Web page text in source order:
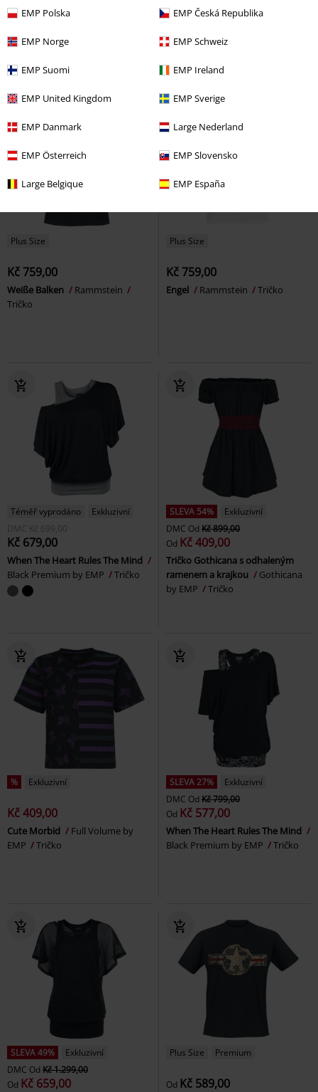
EMP Polska EMP Česká Republika
EMP Norge EMP Schweiz
EMP Suomi EMP Ireland
EMP United Kingdom EMP Sverige
EMP Danmark Large Nederland
EMP Österreich EMP Slovensko
Large Belgique EMP España
EMP Signature Collection
Batik T-Shirt with Runes
Plus Size
Kč 759,00
Weiße Balken
Rammstein
Tričko
Plus Size
Kč 759,00
Engel Rammstein Tričko
Téměř vyprodáno
Exkluzivní
DMC
Kč 699,00
Kč 679,00
When The Heart Rules The Mind
Black Premium by EMP
Tričko
SLEVA 54%
Exkluzivní
DMC Od Kč 899,00
Od Kč 409,00
Tričko Gothicana s odhaleným
ramenem a krajkou
Gothicana
by EMP
Tričko
% Exkluzivní
Kč 409,00
Cute Morbid
Full Volume by
EMP
Tričko
SLEVA 27%
Exkluzivní
DMC Od Kč 799,00
Od Kč 577,00
When The Heart Rules The Mind
Black Premium by EMP
Tričko
SLEVA 49%
Exkluzivní
DMC Od Kč 1.299,00
Od Kč 659,00
Plus Size Premium
Od Kč 589,00